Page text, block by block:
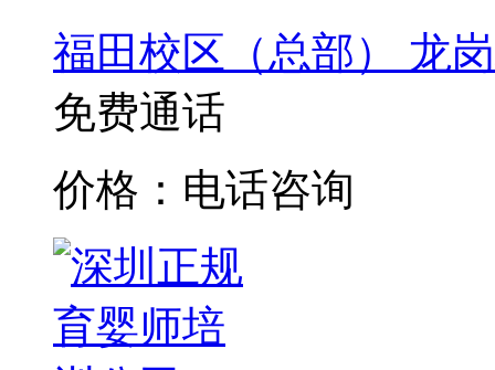
福田校区（总部）
龙
免费通话
价格：电话咨询